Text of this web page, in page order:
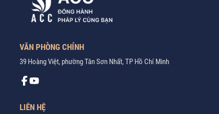
VĂN PHÒNG CHÍNH
39 Hoàng Việt, phường Tân Sơn Nhất, TP Hồ Chí Minh
LIÊN HỆ